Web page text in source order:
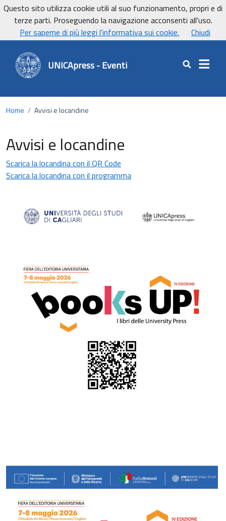
Vai ai contenuti
Vai al footer
UniCa - Università degli studi di Cagliari
UnicaNews
UNICApress - Eventi Cerca nel sito
Home / Avvisi e locandine
Avvisi e locandine
Scarica la locandina con il QR Code
Scarica la locandina con il programma
Questo sito utilizza cookie utili al suo funzionamento, propri e di
terze parti. Proseguendo la navigazione acconsenti all'uso.
Per saperne di più leggi l'informativa sui cookie.
Chiudi